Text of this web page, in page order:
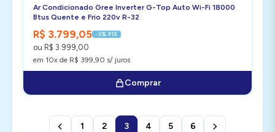
Ar Condicionado Gree Inverter G-Top Auto Wi-Fi 18000
Btus Quente e Frio 220v R-32
R$ 3.799,05 -5% PIX
ou R$ 3.999,00
em 10x de R$ 399,90 s/ juros
Comprar
1 2 3 4 5 6